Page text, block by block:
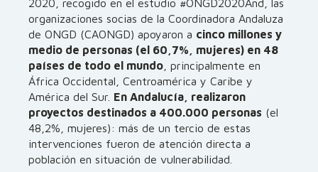
2020, recogido en el estudio #ONGD2020And, las
organizaciones socias de la Coordinadora Andaluza
de ONGD (CAONGD) apoyaron a cinco millones y
medio de personas (el 60,7%, mujeres) en 48
países de todo el mundo , principalmente en
África Occidental, Centroamérica y Caribe y
América del Sur. En Andalucía, realizaron
proyectos destinados a 400.000 personas (el
48,2%, mujeres): más de un tercio de estas
intervenciones fueron de atención directa a
población en situación de vulnerabilidad.